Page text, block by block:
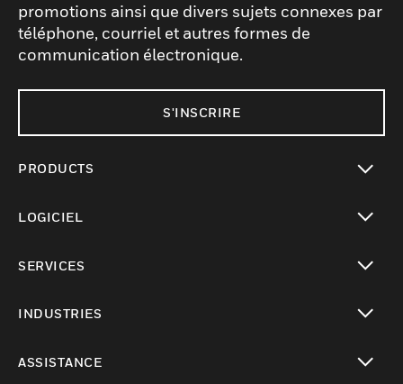
promotions ainsi que divers sujets connexes par
téléphone, courriel et autres formes de
communication électronique.
S'INSCRIRE
PRODUCTS
LOGICIEL
SERVICES
INDUSTRIES
ASSISTANCE